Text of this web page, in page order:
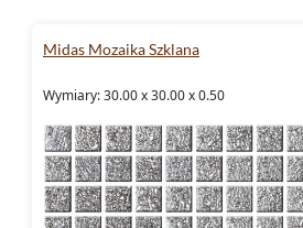
Midas Mozaika Szklana
Wymiary: 30.00 x 30.00 x 0.50